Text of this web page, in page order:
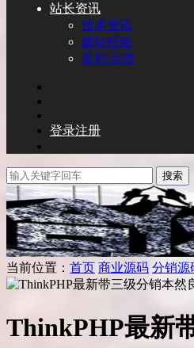
站长资讯
技术资讯
建站经验
盈利/运营
登录注册
搜索
当前位置： 首页 商业源码 分销源
ThinkPHP最新